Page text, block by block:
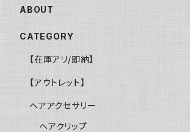
ABOUT
CATEGORY
【在庫アリ/即納】
【アウトレット】
ヘアアクセサリー
ヘアクリップ